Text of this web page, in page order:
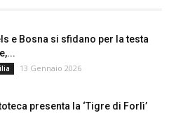
e Bosna si sfidano per la testa
13 Gennaio 2026
presenta la ‘Tigre di Forlì’